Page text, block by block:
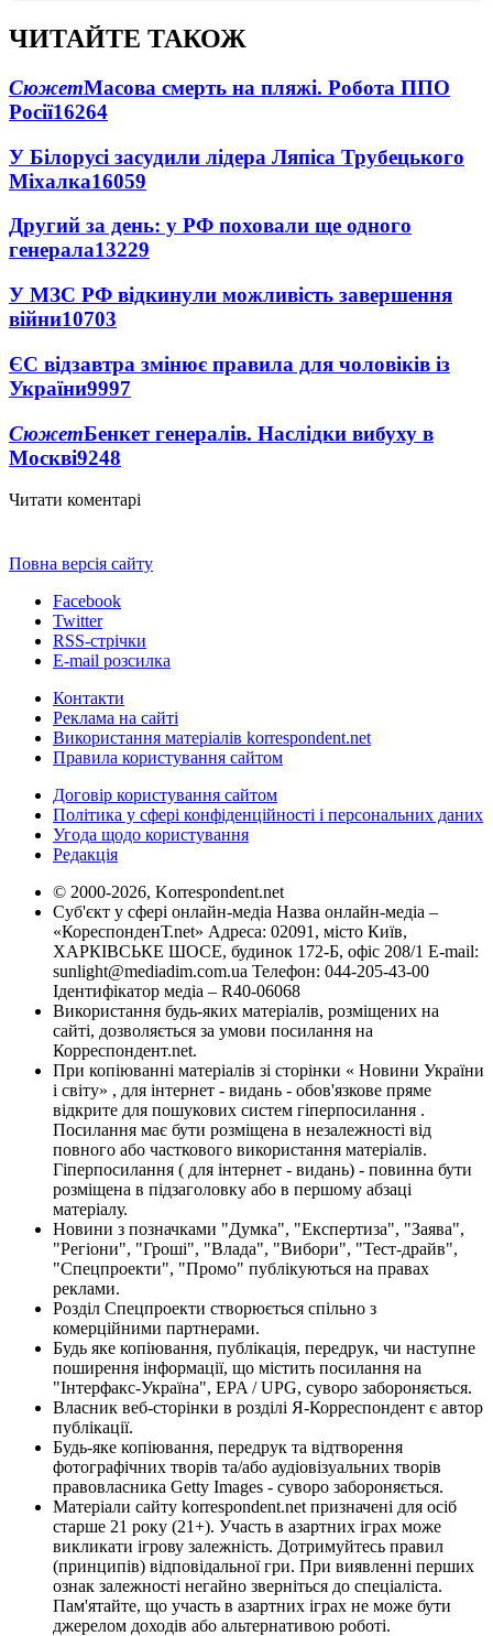
ЧИТАЙТЕ ТАКОЖ
СюжетМасова смерть на пляжі. Робота ППО
Росії16264
У Білорусі засудили лідера Ляпіса Трубецького
Міхалка16059
Другий за день: у РФ поховали ще одного
генерала13229
У МЗС РФ відкинули можливість завершення
війни10703
ЄС відзавтра змінює правила для чоловіків із
України9997
СюжетБенкет генералів. Наслідки вибуху в
Москві9248
Читати коментарі
Повна версія сайту
Facebook
Twitter
RSS-стрічки
E-mail розсилка
Контакти
Реклама на сайті
Використання матеріалів korrespondent.net
Правила користування сайтом
Договір користування сайтом
Політика у сфері конфіденційності і персональних даних
Угода щодо користування
Редакція
© 2000-2026, Korrespondent.net
Суб'єкт у сфері онлайн-медіа Назва онлайн-медіа –
«КореспонденТ.net» Адреса: 02091, місто Київ,
ХАРКІВСЬКЕ ШОСЕ, будинок 172-Б, офіс 208/1 E-mail:
sunlight@mediadim.com.ua Телефон: 044-205-43-00
Ідентифікатор медіа – R40-06068
Використання будь-яких матеріалів, розміщених на
сайті, дозволяється за умови посилання на
Корреспондент.net.
При копіюванні матеріалів зі сторінки « Новини України
і світу» , для інтернет - видань - обов'язкове пряме
відкрите для пошукових систем гіперпосилання .
Посилання має бути розміщена в незалежності від
повного або часткового використання матеріалів.
Гіперпосилання ( для інтернет - видань) - повинна бути
розміщена в підзаголовку або в першому абзаці
матеріалу.
Новини з позначками "Думка", "Експертиза", "Заява",
"Регіони", "Гроші", "Влада", "Вибори", "Тест-драйв",
"Спецпроекти", "Промо" публікуються на правах
реклами.
Розділ Спецпроекти створюється спільно з
комерційними партнерами.
Будь яке копіювання, публікація, передрук, чи наступне
поширення інформації, що містить посилання на
"Інтерфакс-Україна", EPA / UPG, суворо забороняється.
Власник веб-сторінки в розділі Я-Корреспондент є автор
публікації.
Будь-яке копіювання, передрук та відтворення
фотографічних творів та/або аудіовізуальних творів
правовласника Getty Images - суворо забороняється.
Матеріали сайту korrespondent.net призначені для осіб
старше 21 року (21+). Участь в азартних іграх може
викликати ігрову залежність. Дотримуйтесь правил
(принципів) відповідальної гри. При виявленні перших
ознак залежності негайно зверніться до спеціаліста.
Пам'ятайте, що участь в азартних іграх не може бути
джерелом доходів або альтернативою роботі.